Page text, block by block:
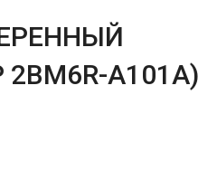
A101A)